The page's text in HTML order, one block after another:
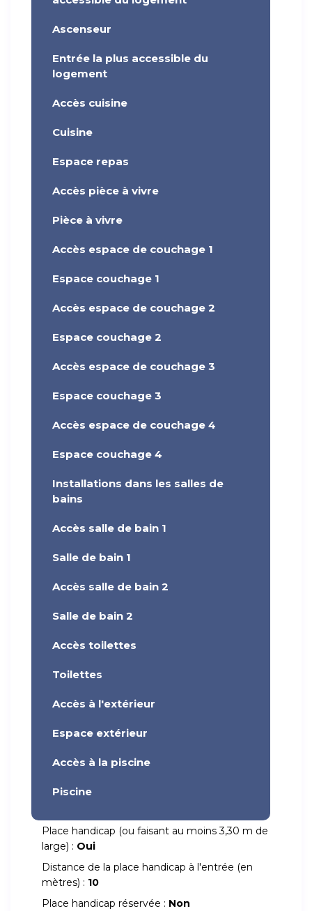
Ascenseur
Entrée la plus accessible du
logement
Accès cuisine
Cuisine
Espace repas
Accès pièce à vivre
Pièce à vivre
Accès espace de couchage 1
Espace couchage 1
Accès espace de couchage 2
Espace couchage 2
Accès espace de couchage 3
Espace couchage 3
Accès espace de couchage 4
Espace couchage 4
Installations dans les salles de
bains
Accès salle de bain 1
Salle de bain 1
Accès salle de bain 2
Salle de bain 2
Accès toilettes
Toilettes
Accès à l'extérieur
Espace extérieur
Accès à la piscine
Piscine
Place handicap (ou faisant au moins 3,30 m de
large) : Oui
Distance de la place handicap à l'entrée (en
mètres) : 10
Place handicap réservée : Non